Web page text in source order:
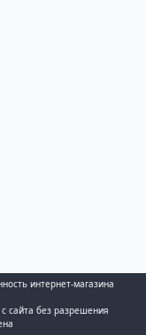
интернет-магазина
сайта без разрешения